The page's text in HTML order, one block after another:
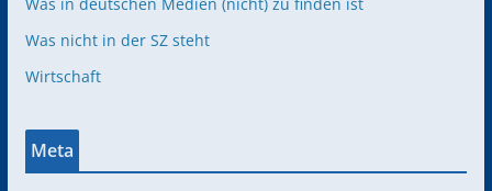
Was nicht in der SZ steht
Wirtschaft
Meta